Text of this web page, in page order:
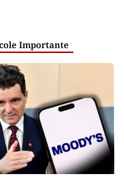
Importante